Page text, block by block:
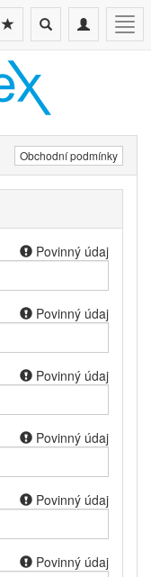
Toggle
navigation
Toggle
search
Obchodní podmínky
Povinný údaj
Povinný údaj
Povinný údaj
Povinný údaj
Povinný údaj
Povinný údaj